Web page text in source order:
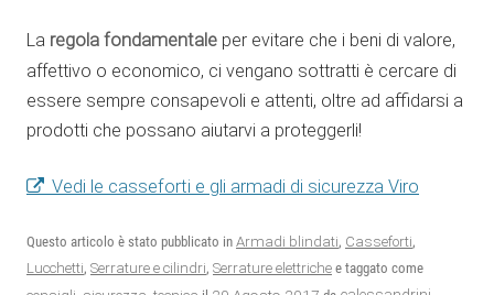
La regola fondamentale per evitare che i beni di valore,
affettivo o economico, ci vengano sottratti è cercare di
essere sempre consapevoli e attenti, oltre ad affidarsi a
prodotti che possano aiutarvi a proteggerli!
Vedi le casseforti e gli armadi di sicurezza Viro
Questo articolo è stato pubblicato in Armadi blindati, Casseforti,
Lucchetti, Serrature e cilindri, Serrature elettriche e taggato come